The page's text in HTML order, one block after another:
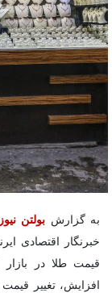
به گزارش بولتن نیوز
قیمت طلا در